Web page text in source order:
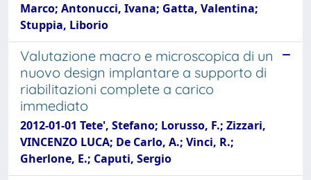
Marco; Antonucci, Ivana; Gatta, Valentina;
Stuppia, Liborio
Valutazione macro e microscopica di un
nuovo design implantare a supporto di
riabilitazioni complete a carico
immediato
2012-01-01 Tete', Stefano; Lorusso, F.; Zizzari,
VINCENZO LUCA; De Carlo, A.; Vinci, R.;
Gherlone, E.; Caputi, Sergio